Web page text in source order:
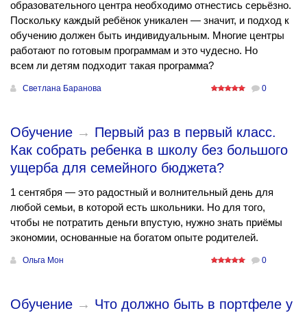
образовательного центра необходимо отнестись серьёзно.
Поскольку каждый ребёнок уникален — значит, и подход к
обучению должен быть индивидуальным. Многие центры
работают по готовым программам и это чудесно. Но
всем ли детям подходит такая программа?
Светлана Баранова 0
Обучение → Первый раз в первый класс.
Как собрать ребенка в школу без большого
ущерба для семейного бюджета?
1 сентября — это радостный и волнительный день для
любой семьи, в которой есть школьники. Но для того,
чтобы не потратить деньги впустую, нужно знать приёмы
экономии, основанные на богатом опыте родителей.
Ольга Мон 0
Обучение → Что должно быть в портфеле у